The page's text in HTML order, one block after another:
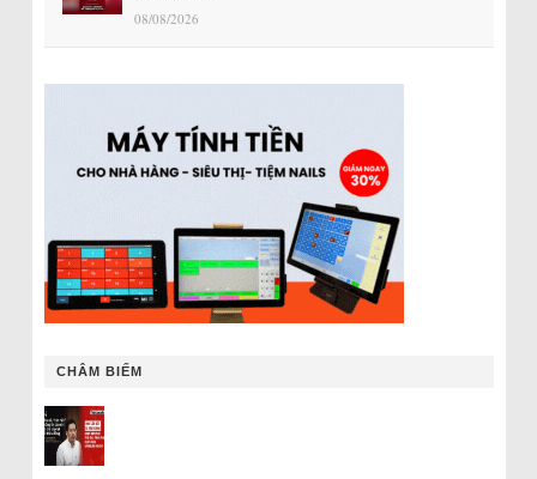
08/08/2026
CHÂM BIẾM